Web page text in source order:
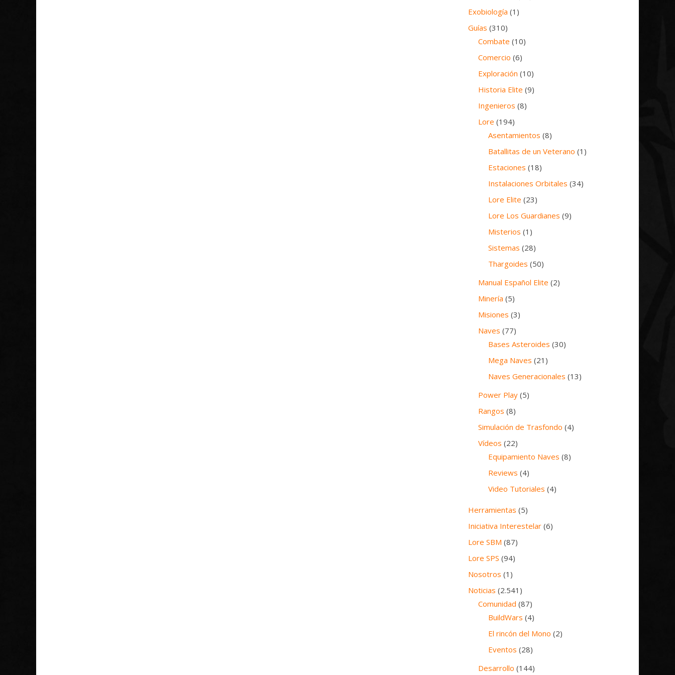
Exobiología (1)
Guías (310)
Combate (10)
Comercio (6)
Exploración (10)
Historia Elite (9)
Ingenieros (8)
Lore (194)
Asentamientos (8)
Batallitas de un Veterano (1)
Estaciones (18)
Instalaciones Orbitales (34)
Lore Elite (23)
Lore Los Guardianes (9)
Misterios (1)
Sistemas (28)
Thargoides (50)
Manual Español Elite (2)
Minería (5)
Misiones (3)
Naves (77)
Bases Asteroides (30)
Mega Naves (21)
Naves Generacionales (13)
Power Play (5)
Rangos (8)
Simulación de Trasfondo (4)
Vídeos (22)
Equipamiento Naves (8)
Reviews (4)
Video Tutoriales (4)
Herramientas (5)
Iniciativa Interestelar (6)
Lore SBM (87)
Lore SPS (94)
Nosotros (1)
Noticias (2.541)
Comunidad (87)
BuildWars (4)
El rincón del Mono (2)
Eventos (28)
Desarrollo (144)